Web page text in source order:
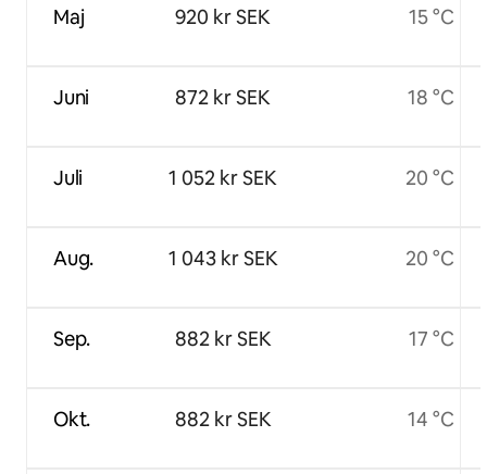
Maj
Juni
Juli
Aug.
Sep.
Okt.
920 kr SEK
872 kr SEK
1 052 kr SEK
1 043 kr SEK
882 kr SEK
882 kr SEK
15 °C
18 °C
20 °C
20 °C
17 °C
14 °C